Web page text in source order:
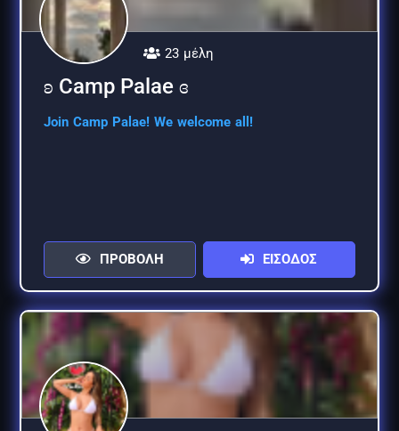
23 μέλη
ʚ Camp Palae ɞ
Join Camp Palae! We welcome all!
ΠΡΟΒΟΛΗ ΕΙΣΟΔΟΣ